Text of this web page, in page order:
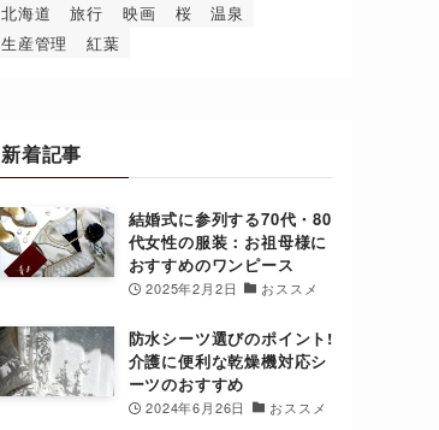
北海道
旅行 映画 桜
温泉
生産管理
紅葉
新着記事
結婚式に参列する70代・80
代女性の服装：お祖母様に
おすすめのワンピース
2025年2月2日 おススメ
防水シーツ選びのポイント!
介護に便利な乾燥機対応シ
ーツのおすすめ
2024年6月26日 おススメ